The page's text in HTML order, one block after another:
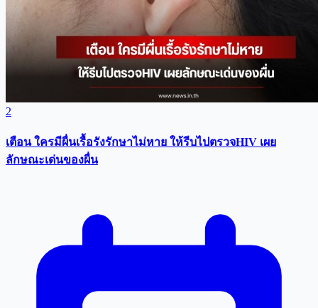
2
เตือน ใครมีผื่นเรื้อรังรักษาไม่หาย ให้รีบไปตรวจHIV เผย
ลักษณะเด่นของผื่น